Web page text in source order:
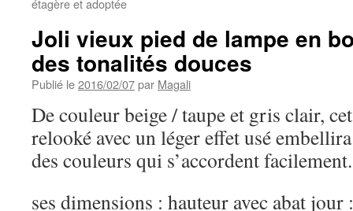
étagère et adoptée
Joli vieux pied de lampe en
des tonalités douces
Publié le2016/02/07par Magali
De couleur beige / taupe et gris clair,
relooké avec un léger effet usé
des couleurs qui s’accordent facilement.
ses dimensions : hauteur avec abat